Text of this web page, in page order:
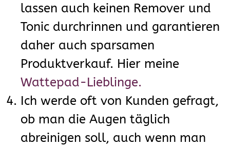
lassen auch keinen Remover und
Tonic durchrinnen und garantieren
daher auch sparsamen
Produktverkauf. Hier meine
Wattepad-Lieblinge.
Ich werde oft von Kunden gefragt,
ob man die Augen täglich
abreinigen soll, auch wenn man